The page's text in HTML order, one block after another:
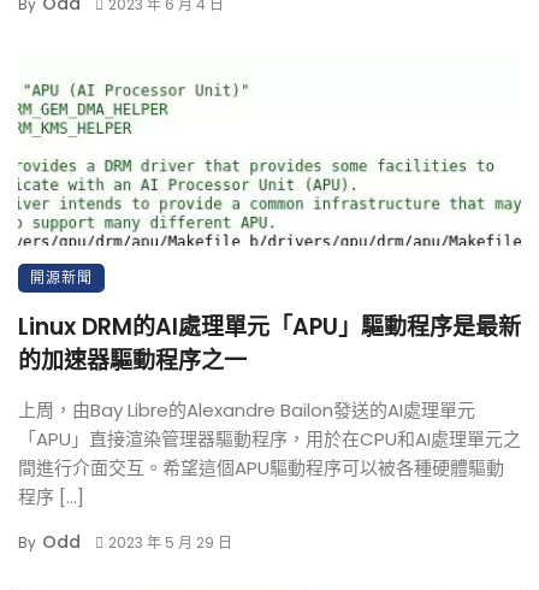
By 2023 年 6 月 4 日
開源新聞
Linux DRM的AI處理單元「APU」驅動程序是最新
的加速器驅動程序之一
上周，由Bay Libre的Alexandre Bailon發送的AI處理單元
「APU」直接渲染管理器驅動程序，用於在CPU和AI處理單元之
間進行介面交互。希望這個APU驅動程序可以被各種硬體驅動
程序 […]
By Odd 2023 年 5 月 29 日